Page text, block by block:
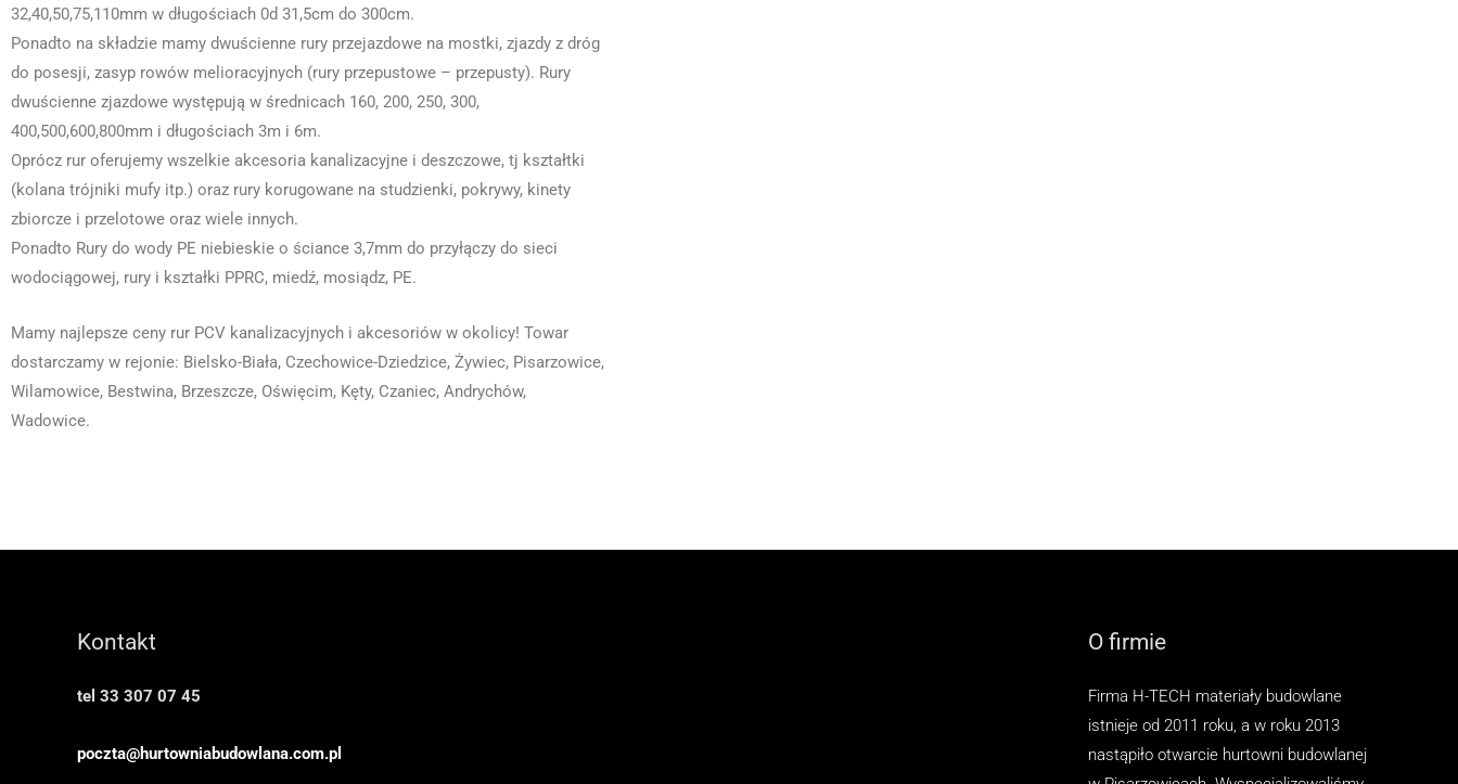
32,40,50,75,110mm w długościach 0d 31,5cm do 300cm.
Ponadto na składzie mamy dwuścienne rury przejazdowe na mostki, zjazdy z dróg
do posesji, zasyp rowów melioracyjnych (rury przepustowe – przepusty). Rury
dwuścienne zjazdowe występują w średnicach 160, 200, 250, 300,
400,500,600,800mm i długościach 3m i 6m.
Oprócz rur oferujemy wszelkie akcesoria kanalizacyjne i deszczowe, tj kształtki
(kolana trójniki mufy itp.) oraz rury korugowane na studzienki, pokrywy, kinety
zbiorcze i przelotowe oraz wiele innych.
Ponadto Rury do wody PE niebieskie o ściance 3,7mm do przyłączy do sieci
wodociągowej, rury i kształki PPRC, miedź, mosiądz, PE.
Mamy najlepsze ceny rur PCV kanalizacyjnych i akcesoriów w okolicy! Towar
dostarczamy w rejonie: Bielsko-Biała, Czechowice-Dziedzice, Żywiec, Pisarzowice,
Wilamowice, Bestwina, Brzeszcze, Oświęcim, Kęty, Czaniec, Andrychów,
Wadowice.
Kontakt
tel 33 307 07 45
poczta@hurtowniabudowlana.com.pl
O firmie
Firma H-TECH materiały budowlane
istnieje od 2011 roku, a w roku 2013
nastąpiło otwarcie hurtowni budowlanej